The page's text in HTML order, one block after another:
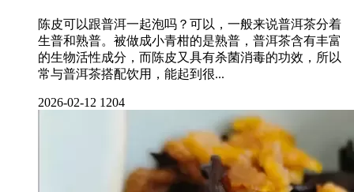
陈皮可以跟普洱一起泡吗？可以，一般来说普洱茶分着
生普和熟普。被做成小青柑的是熟普，普洱茶含有丰富
的生物活性成分，而陈皮又具有杀菌消毒的功效，所以
常与普洱茶搭配饮用，能起到很...
2026-02-12 1204